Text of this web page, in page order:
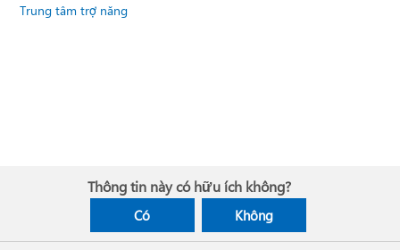
Trung tâm trợ năng
Thông tin này có hữu ích không?
Có Không